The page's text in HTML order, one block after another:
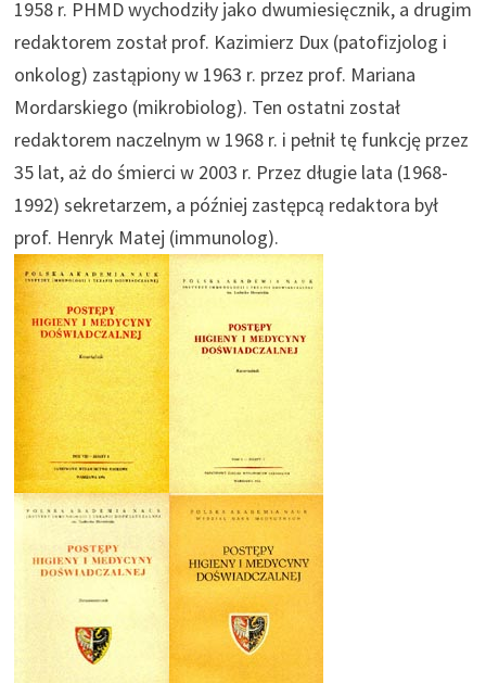
1958 r. PHMD wychodziły jako dwumiesięcznik, a drugim
redaktorem został prof. Kazimierz Dux (patofizjolog i
onkolog) zastąpiony w 1963 r. przez prof. Mariana
Mordarskiego (mikrobiolog). Ten ostatni został
redaktorem naczelnym w 1968 r. i pełnił tę funkcję przez
35 lat, aż do śmierci w 2003 r. Przez długie lata (1968-
1992) sekretarzem, a później zastępcą redaktora był
prof. Henryk Matej (immunolog).